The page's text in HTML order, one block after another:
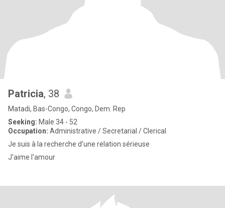
Patricia, 38
Matadi, Bas-Congo, Congo, Dem. Rep
Seeking: Male 34 - 52
Occupation: Administrative / Secretarial / Clerical
Je suis à la recherche d'une relation sérieuse
J'aime l'amour